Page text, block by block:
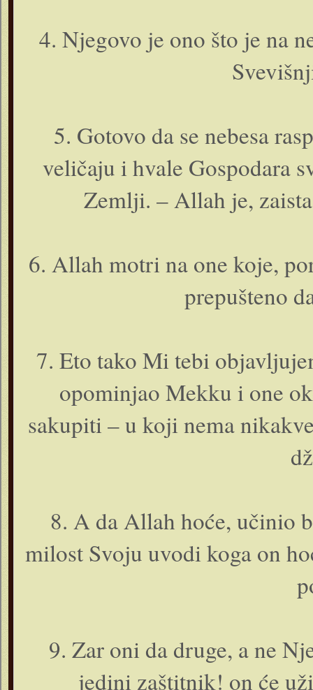
4. Njegovo je o­no što je na
5. Gotovo da se nebesa
veličaju i hvale Gospodara
Zemlji. – Allah je,
6. Allah motri na o­ne koje,
prepušteno
7. Eto tako Mi tebi
opominjao Mekku i o­ne
sakupiti – u koji nema
8. A da Allah hoće, učinio
milost Svoju uvodi koga o­n
9. Zar o­ni da druge, a ne
jedini zaštitnik! o­n će